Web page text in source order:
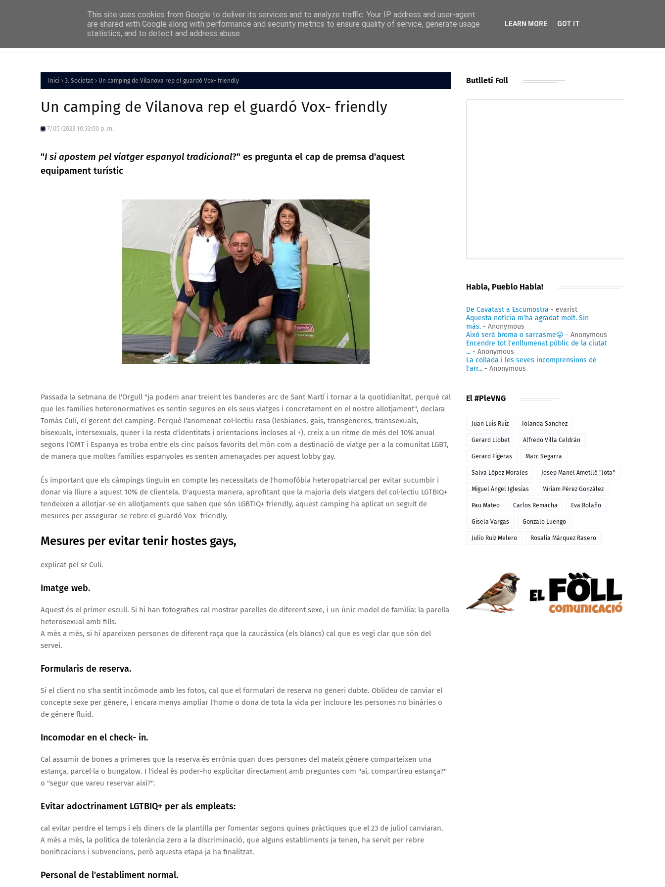
Inici Política
Inici 3. Societat Un camping de Vilanova rep el guardó Vox- friendly
Un camping de Vilanova rep el guardó Vox- friendly
7/05/2023 10:33:00 p. m.
"I si apostem pel viatger espanyol tradicional?" es pregunta el cap de premsa d'aquest
equipament turístic
Passada la setmana de l'Orgull "ja podem anar treient les banderes arc de Sant Martí i tornar a la quotidianitat, perquè cal
que les famílies heteronormatives es sentin segures en els seus viatges i concretament en el nostre allotjament", declara
Tomàs Culí, el gerent del camping. Perquè l'anomenat col·lectiu rosa (lesbianes, gais, transgèneres, transsexuals,
bisexuals, intersexuals, queer i la resta d'identitats i orientacions incloses al +), creix a un ritme de més del 10% anual
segons l'OMT i Espanya es troba entre els cinc països favorits del món com a destinació de viatge per a la comunitat LGBT,
de manera que moltes famílies espanyoles es senten amenaçades per aquest lobby gay.
És important que els càmpings tinguin en compte les necessitats de l'homofòbia heteropatriarcal per evitar sucumbir i
donar via lliure a aquest 10% de clientela. D'aquesta manera, aprofitant que la majoria dels viatgers del col·lectiu LGTBIQ+
tendeixen a allotjar-se en allotjaments que saben que són LGBTIQ+ friendly, aquest camping ha aplicat un seguit de
mesures per assegurar-se rebre el guardó Vox- friendly.
Mesures per evitar tenir hostes gays,
explicat pel sr Culí.
Imatge web.
Aquest és el primer escull. Si hi han fotografies cal mostrar parelles de diferent sexe, i un únic model de família: la parella
heterosexual amb fills.
A més a més, si hi apareixen persones de diferent raça que la caucàssica (els blancs) cal que es vegi clar que són del
servei.
Formularis de reserva.
Si el client no s'ha sentit incòmode amb les fotos, cal que el formulari de reserva no generi dubte. Oblideu de canviar el
concepte sexe per gènere, i encara menys ampliar l'home o dona de tota la vida per incloure les persones no binàries o
de gènere fluid.
Incomodar en el check- in.
Cal assumir de bones a primeres que la reserva és errònia quan dues persones del mateix gènere comparteixen una
estança, parcel·la o bungalow. I l'ideal és poder-ho explicitar directament amb preguntes com "ai, compartireu estança?"
o "segur que vareu reservar així?".
Evitar adoctrinament LGTBIQ+ per als empleats:
cal evitar perdre el temps i els diners de la plantilla per fomentar segons quines pràctiques que el 23 de juliol canviaran.
A més a més, la política de tolerància zero a la discriminació, que alguns establiments ja tenen, ha servit per rebre
bonificacions i subvencions, però aquesta etapa ja ha finalitzat.
Personal de l'establiment normal.
Butlletí Foll
Habla, Pueblo Habla!
De Cavatast a Escumostra - evarist
Aquesta notícia m'ha agradat molt. Sin
más. - Anonymous
Això serà broma o sarcasme😛 - Anonymous
Encendre tot l'enllumenat públic de la ciutat
... - Anonymous
La collada i les seves incomprensions de
l'arr... - Anonymous
El #PleVNG
Juan Luis Ruiz Iolanda Sanchez
Gerard Llobet Alfredo Villa Celdrán
Gerard Figeras Marc Segarra
Salva López Morales Josep Manel Ametllé "Jota"
Miguel Ángel Iglesias Míriam Pérez González
Pau Mateo Carlos Remacha Eva Bolaño
Gisela Vargas Gonzalo Luengo
Julio Ruiz Melero Rosalia Márquez Rasero
This site uses cookies from Google to deliver its services and to analyze traffic. Your IP address and user-agent
are shared with Google along with performance and security metrics to ensure quality of service, generate usage
statistics, and to detect and address abuse.
LEARN MORE GOT IT